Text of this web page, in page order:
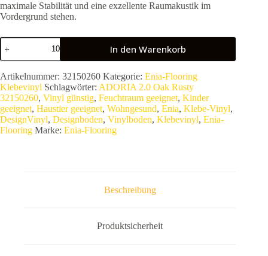
maximale Stabilität und eine exzellente Raumakustik im
Vordergrund stehen.
Enia
Designvinyl
ADORIA
2.0
Oak
Rusty
32150260
|
Premium
Klebevinyl
In den Warenkorb
Artikelnummer: 32150260 Kategorie: Enia-Flooring
Klebevinyl Schlagwörter: ADORIA 2.0 Oak Rusty
32150260, Vinyl günstig, Feuchtraum geeignet, Kinder
geeignet, Haustier geeignet, Wohngesund, Enia, Klebe-Vinyl,
DesignVinyl, Designboden, Vinylboden, Klebevinyl, Enia-
Flooring Marke: Enia-Flooring
Beschreibung
Produktsicherheit